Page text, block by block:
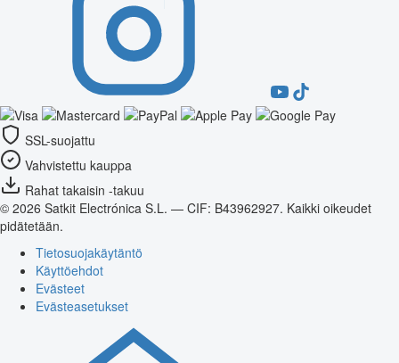
SSL-suojattu
Vahvistettu kauppa
Rahat takaisin -takuu
© 2026 Satkit Electrónica S.L. — CIF: B43962927. Kaikki oikeudet
pidätetään.
Tietosuojakäytäntö
Käyttöehdot
Evästeet
Evästeasetukset